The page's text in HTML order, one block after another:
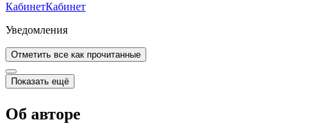
КабинетКабинет
Уведомления
Отметить все как прочитанные
Показать ещё
Об авторе